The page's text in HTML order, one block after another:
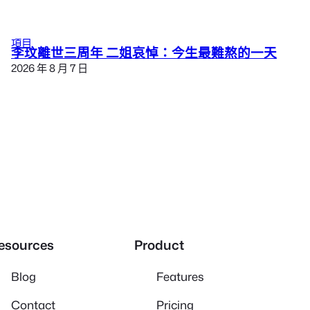
項目
李玟離世三周年 二姐哀悼：今生最難熬的一天
2026 年 8 月 7 日
Blog
Contact
Product
Features
Pricing